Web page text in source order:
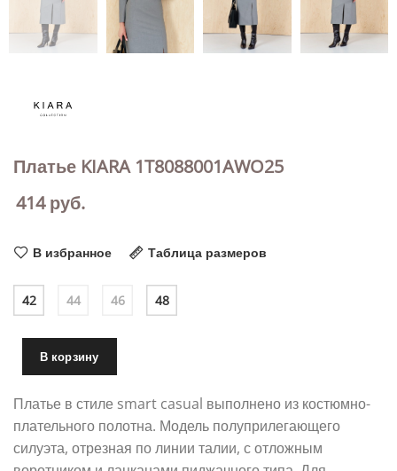
Платье KIARA 1T8088001AWO25
414руб.
В избранное Таблица размеров
42 44 46 48
В корзину
Платье в стиле smart casual выполнено из костюмно-
плательного полотна. Модель полуприлегающего
силуэта, отрезная по линии талии, с отложным